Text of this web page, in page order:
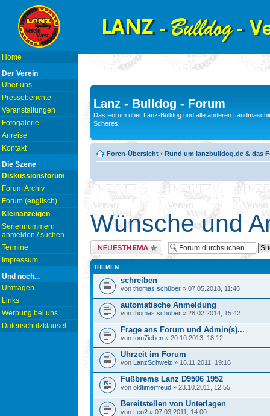
Home
Der Verein
Über uns
Presseberichte
Veranstaltungen
Fotogalerie
Anreise
Kontakt
Die Szene
Diskussionsforum
Forum Archiv
Forum (englisch)
Kleinanzeigen
Seriennummern
anmelden / suchen
Termine
Impressum
Und noch...
Umfragen
Links
Werbung bei uns
Datenschutzklausel
Lanz - Bulldog - Forum
Das Forum über Lanz-Bulldog und alle anderen
Scheres
Foren-Übersicht ‹ Rund um lanzbulldog.de & das
Wünsche und
Neues Thema erstellen
THEMEN
schreiben
von thomas schüber » 07.05.2018, 11:46
automatische Anmeldung
von thomas schüber » 28.02.2014, 15:42
Frage ans Forum und Admin(s)...
von tom7ieben » 20.10.2013, 18:12
Uhrzeit im Forum
von LanzSchweiz » 16.11.2011, 19:16
Fußbrems Lanz D9506 1952
von oldtimerfreud » 23.10.2011, 12:55
Bereitstellen von Unterlagen
von Leo2 » 07.03.2011, 14:00